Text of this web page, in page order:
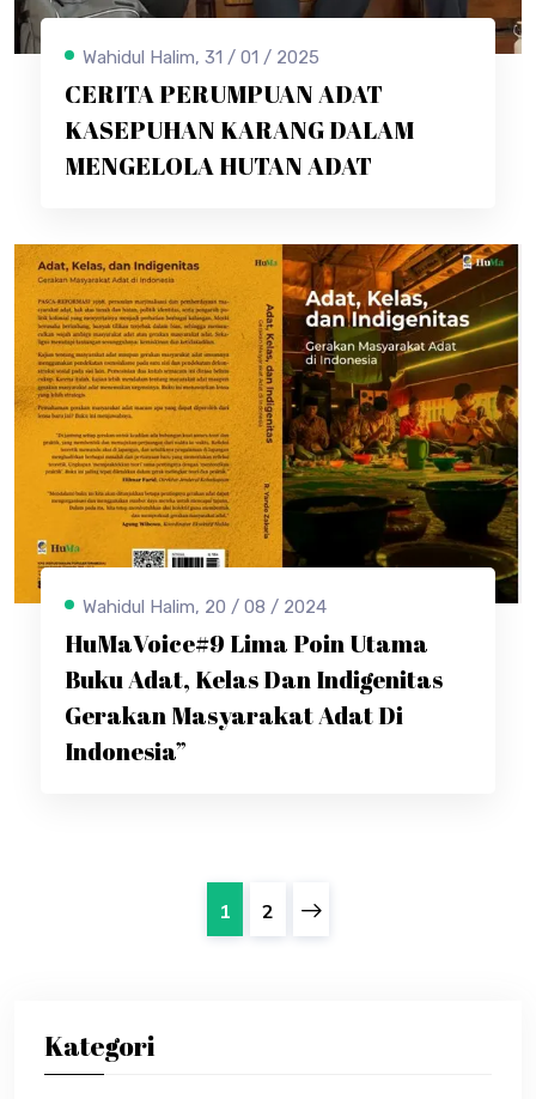
Wahidul Halim, 31 / 01 / 2025
CERITA PERUMPUAN ADAT
KASEPUHAN KARANG DALAM
MENGELOLA HUTAN ADAT
Wahidul Halim, 20 / 08 / 2024
HuMaVoice#9 Lima Poin Utama
Buku Adat, Kelas Dan Indigenitas
Gerakan Masyarakat Adat Di
Indonesia”
1 2
Kategori